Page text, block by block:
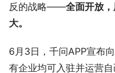
反的战略——全面开放
大。
6月3日，千问APP宣布
有企业均可入驻并运营